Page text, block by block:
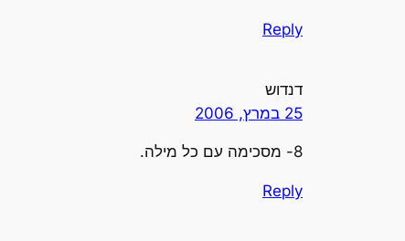
Reply
דנדוש
25 במרץ, 2006
8- מסכימה עם כל מילה.
Reply